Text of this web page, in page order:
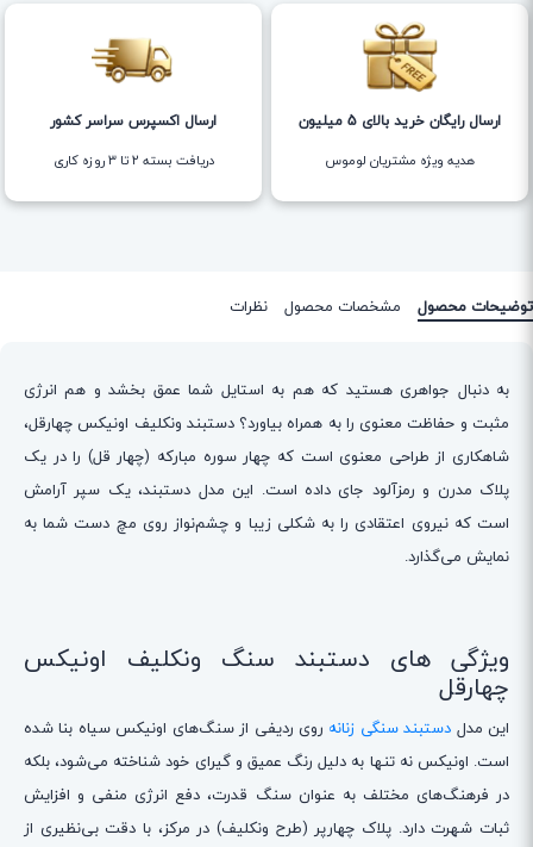
ارسال رایگان خرید بالای 5 میلیون
هدیه ویژه مشتریان لوموس
ارسال اکسپرس سراسر کشور
دریافت بسته ۲ تا ۳ روزه کاری
توضیحات محصول مشخصات محصول نظرات
به دنبال جواهری هستید که هم به استایل شما عمق بخشد و هم انرژی
مثبت و حفاظت معنوی را به همراه بیاورد؟ دستبند ونکلیف اونیکس چهارقل،
شاهکاری از طراحی معنوی است که چهار سوره مبارکه (چهار قل) را در یک
پلاک مدرن و رمزآلود جای داده است. این مدل دستبند، یک سپر آرامش
است که نیروی اعتقادی را به شکلی زیبا و چشم‌نواز روی مچ دست شما به
نمایش می‌گذارد.
ویژگی های دستبند سنگ ونکلیف اونیکس
چهارقل
این مدل دستبند سنگی زنانه روی ردیفی از سنگ‌های اونیکس سیاه بنا شده
است. اونیکس نه تنها به دلیل رنگ عمیق و گیرای خود شناخته می‌شود، بلکه
در فرهنگ‌های مختلف به عنوان سنگ قدرت، دفع انرژی منفی و افزایش
ثبات شهرت دارد. پلاک چهارپر (طرح ونکلیف) در مرکز، با دقت بی‌نظیری از